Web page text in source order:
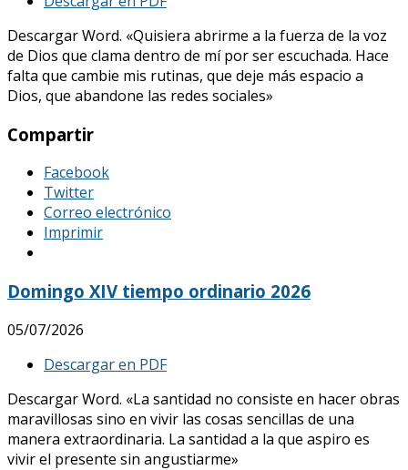
Descargar Word. «Quisiera abrirme a la fuerza de la voz
de Dios que clama dentro de mí por ser escuchada. Hace
falta que cambie mis rutinas, que deje más espacio a
Dios, que abandone las redes sociales»
Compartir
Facebook
Twitter
Correo electrónico
Imprimir
Domingo XIV tiempo ordinario 2026
05/07/2026
Descargar en PDF
Descargar Word. «La santidad no consiste en hacer obras
maravillosas sino en vivir las cosas sencillas de una
manera extraordinaria. La santidad a la que aspiro es
vivir el presente sin angustiarme»